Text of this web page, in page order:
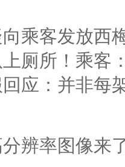
乘客发放西
厕所！乘客
应：并非每
辨率图像来